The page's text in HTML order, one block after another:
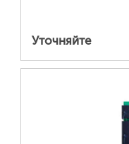
Уточняйте